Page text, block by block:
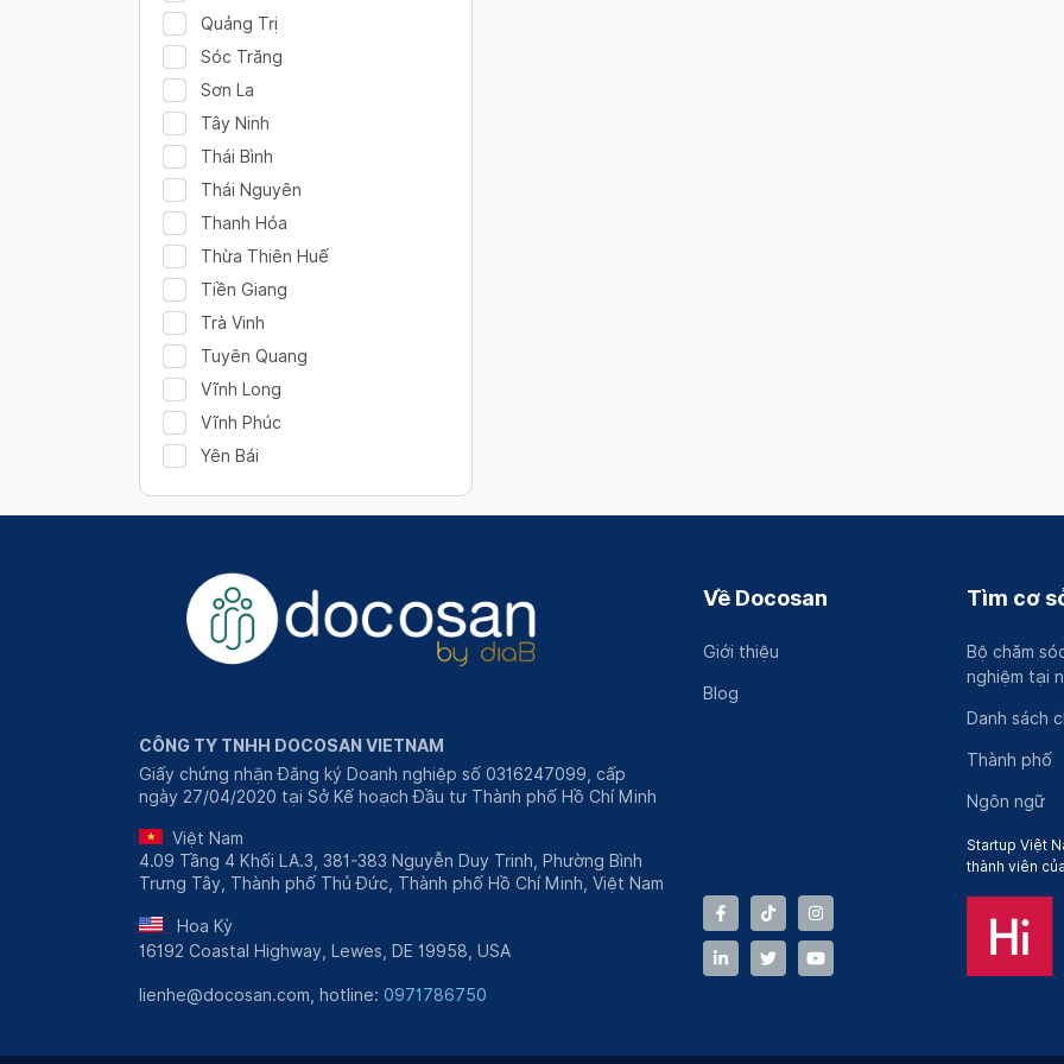
Quảng Trị
Sóc Trăng
Sơn La
Tây Ninh
Thái Bình
Thái Nguyên
Thanh Hóa
Thừa Thiên Huế
Tiền Giang
Trà Vinh
Tuyên Quang
Vĩnh Long
Vĩnh Phúc
Yên Bái
CÔNG TY TNHH DOCOSAN VIETNAM
Giấy chứng nhận Đăng ký Doanh nghiệp số 0316247099, cấp
ngày 27/04/2020 tại Sở Kế hoạch Đầu tư Thành phố Hồ Chí Minh
Việt Nam
4.09 Tầng 4 Khối LA.3, 381-383 Nguyễn Duy Trinh, Phường Bình
Trưng Tây, Thành phố Thủ Đức, Thành phố Hồ Chí Minh, Việt Nam
Hoa Kỳ
16192 Coastal Highway, Lewes, DE 19958, USA
lienhe@docosan.com, hotline: 0971786750
Về Docosan
Giới thiệu
Blog
Tìm cơ
Bộ chăm
nghiệm tại
Danh sách
Thành phố
Ngôn ngữ
Startup Việt
thành viên